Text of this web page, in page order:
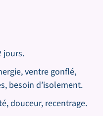
jours.
ventre gonflé,
besoin d’isolement.
douceur, recentrage.